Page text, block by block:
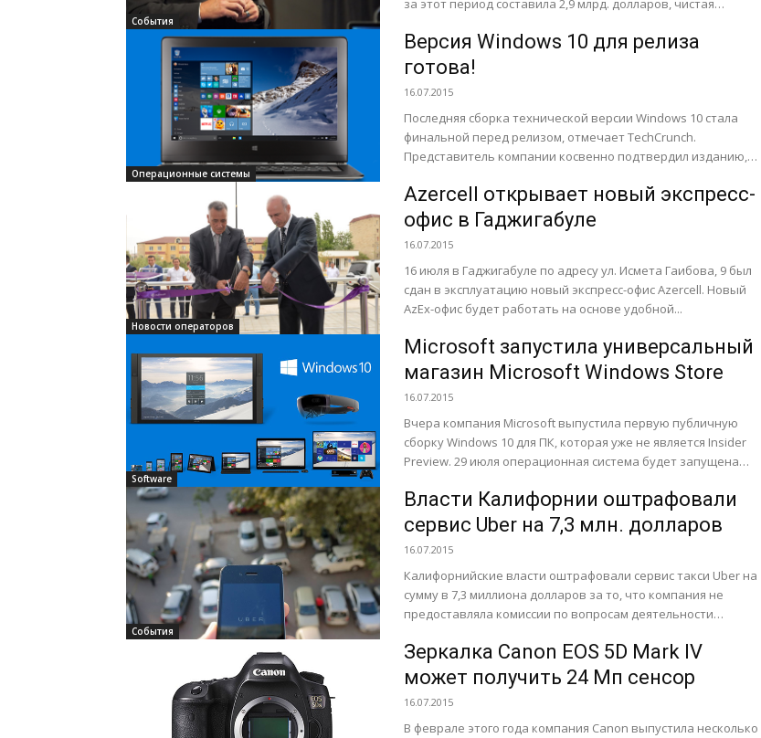
События
за этот период составила 2,9 млрд. долларов, чистая
Операционные системы
Версия Windows 10 для релиза
готова!
16.07.2015
Последняя сборка технической версии Windows 10 стала
финальной перед релизом, отмечает TechCrunch.
Представитель компании косвенно подтвердил изданию,
Новости операторов
Azercell открывает новый экспресс-
офис в Гаджигабуле
16.07.2015
16 июля в Гаджигабуле по адресу ул. Исмета Гаибова, 9 был
сдан в эксплуатацию новый экспресс-офис Azercell. Новый
AzEx-офис будет работать на основе удобной...
Software
Microsoft запустила универсальный
магазин Microsoft Windows Store
16.07.2015
Вчера компания Microsoft выпустила первую публичную
сборку Windows 10 для ПК, которая уже не является Insider
Preview. 29 июля операционная система будет запущена
События
Власти Калифорнии оштрафовали
сервис Uber на 7,3 млн. долларов
16.07.2015
Калифорнийские власти оштрафовали сервис такси Uber на
сумму в 7,3 миллиона долларов за то, что компания не
предоставляла комиссии по вопросам деятельности
Зеркалка Canon EOS 5D Mark IV
может получить 24 Мп сенсор
16.07.2015
В феврале этого года компания Canon выпустила несколько